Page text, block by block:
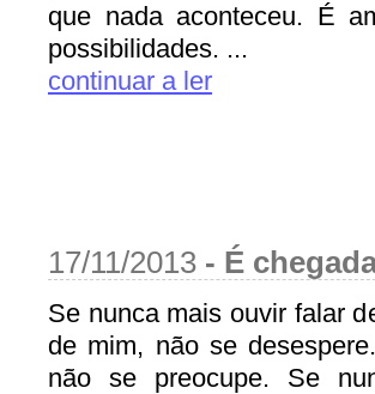
que nada aconteceu. É
possibilidades. ...
continuar a ler
17/11/2013 - É
Se nunca mais ouvir falar
de mim, não se
não se preocupe. Se